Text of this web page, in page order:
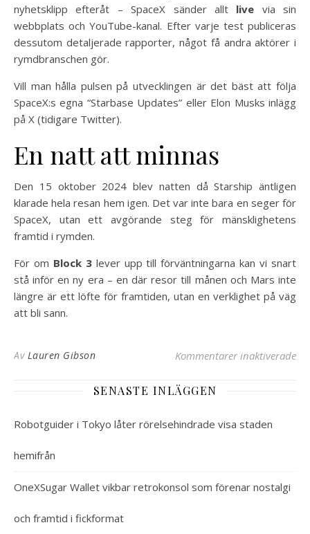
nyhetsklipp efteråt – SpaceX sänder allt live via sin
webbplats och YouTube-kanal. Efter varje test publiceras
dessutom detaljerade rapporter, något få andra aktörer i
rymdbranschen gör.
Vill man hålla pulsen på utvecklingen är det bäst att följa
SpaceX:s egna “Starbase Updates” eller Elon Musks inlägg
på X (tidigare Twitter).
En natt att minnas
Den 15 oktober 2024 blev natten då Starship äntligen
klarade hela resan hem igen. Det var inte bara en seger för
SpaceX, utan ett avgörande steg för mänsklighetens
framtid i rymden.
För om Block 3lever upp till förväntningarna kan vi snart
stå inför en ny era – en där resor till månen och Mars inte
längre är ett löfte för framtiden, utan en verklighet på väg
att bli sann.
Av Lauren Gibson Kommentarer inaktiveradeför
SENASTE INLÄGGEN
Robotguider i Tokyo låter rörelsehindrade visa staden
hemifrån
OneXSugar Wallet vikbar retrokonsol som förenar nostalgi
och framtid i fickformat